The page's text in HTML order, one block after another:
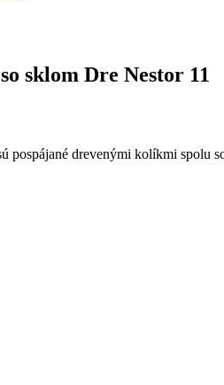
sklom Dre Nestor 11
pospájané drevenými kolíkmi spolu